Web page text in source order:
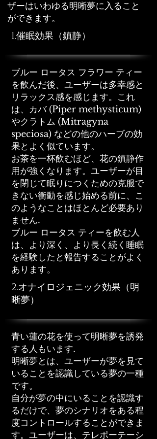
ザーはいわゆる明晰夢に入ること
ができます。
1.催眠効果（鎮静）
ブルー ロータス フラワー ティー
を飲んだ後、ユーザーは多幸感と
リラックス感を感じます。これ
は、カバ (Piper methysticum)
やクラトム (Mitragyna
speciosa) などの他のハーブの効
果とよく似ています。
お茶を一杯飲むほど、花の鎮静作
用が強くなります。ユーザーが目
を閉じて眠りにつくための克服で
きない衝動を感じ始める前に、こ
のようなことはほとんど必要あり
ません.
ブルー ロータス ティーを飲む人
は、より深く、より長く続く睡眠
を経験したと報告することがよく
あります。
2.オナイロジェニック効果（明
晰夢）
青い蓮の花を使って明晰夢を誘発
する人もいます.
明晰夢とは、ユーザーが夢を見て
いることを認識している夢の一種
です。
自分が夢の中にいることを認識す
るだけで、夢のシナリオをある程
度コントロールすることができま
す。ユーザーは、テレポーテーシ